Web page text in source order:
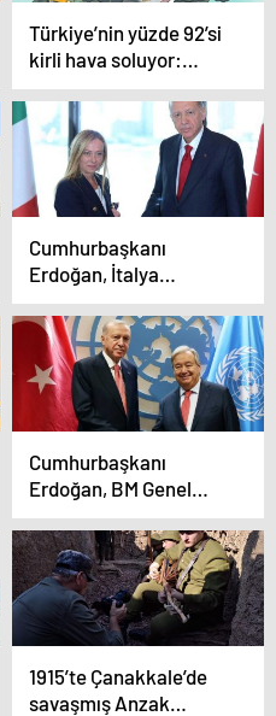
Türkiye’nin yüzde 92’si
kirli hava soluyor:
Temiz Hava Hakkı
Platformu duyurdu
Cumhurbaşkanı
Erdoğan, İtalya
Başbakanı Meloni ile
görüştü
Cumhurbaşkanı
Erdoğan, BM Genel
Sekreteri Guterres ile
bir araya geldi: KKTC
talebinde bulundu
1915’te Çanakkale’de
savaşmış Anzak